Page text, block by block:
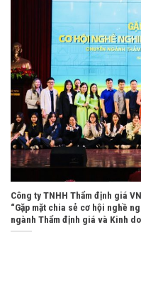
Công ty TNHH Thẩm định giá
“Gặp mặt chia sẻ cơ hội nghề
ngành Thẩm định giá và Kinh